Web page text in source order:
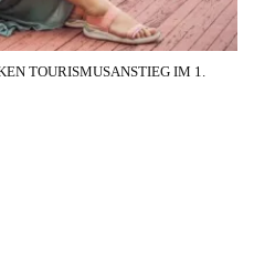
TOURISMUSANSTIEG IM 1.